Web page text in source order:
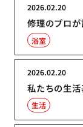
修理のプロ
2026.02.20
浴室
私たちの生
2026.02.20
生活